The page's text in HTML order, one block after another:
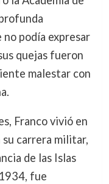
podía expresar
quejas fueron
malestar con
Franco vivió en
carrera militar,
de las Islas
fue